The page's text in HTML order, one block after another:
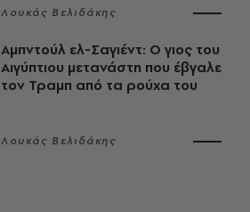
Λουκάς Βελιδάκης
Αμπντούλ ελ-Σαγιέντ: Ο γιος του
Αιγύπτιου μετανάστη που έβγαλε
τον Τραμπ από τα ρούχα του
Λουκάς Βελιδάκης